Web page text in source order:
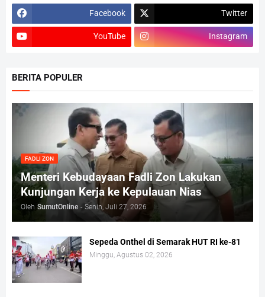
Facebook Twitter
YouTube Instagram
BERITA POPULER
FADLI ZON
Menteri Kebudayaan Fadli Zon Lakukan
Kunjungan Kerja ke Kepulauan Nias
Oleh SumutOnline - Senin, Juli 27, 2026
Sepeda Onthel di Semarak HUT RI ke-81
Minggu, Agustus 02, 2026